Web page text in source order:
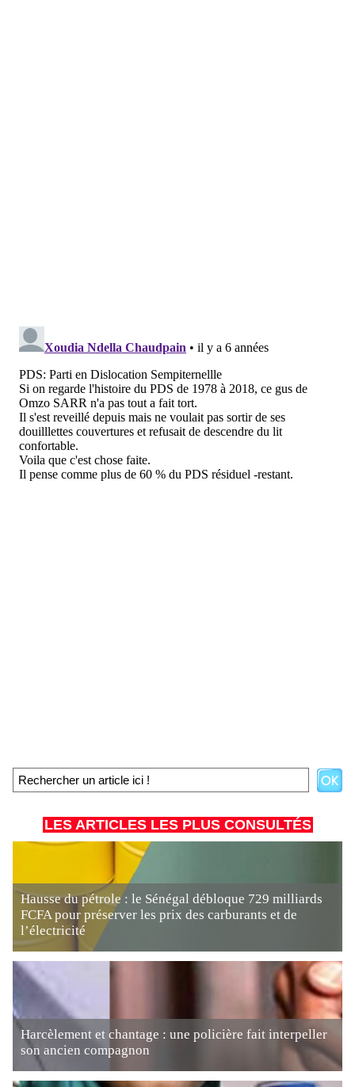
LES ARTICLES LES PLUS CONSULTÉS
Hausse du pétrole : le Sénégal débloque 729 milliards
FCFA pour préserver les prix des carburants et de
l’électricité
Harcèlement et chantage : une policière fait interpeller
son ancien compagnon